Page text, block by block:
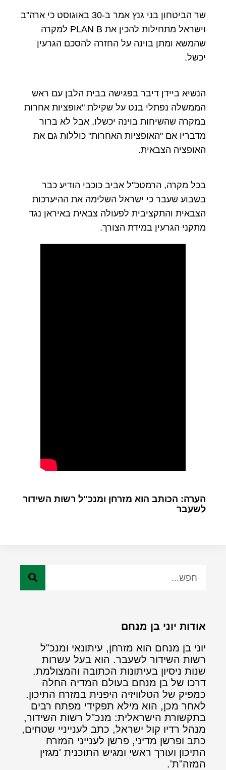
שר הביטחון בני גנץ אמר ב-30 באוגוסט כי ארה"ב
וישראל מתחילות להכין את PLAN B למקרה
שהמשא ומתן בוינה על החזרה להסכם הגרעין
יכשל.
הנשיא ביידן דיבר בפגישה בבית הלבן עם ראש
הממשלה נפתלי בנט על שקילת "אופציות אחרות
במקרה שהשיחות בוינה יכשלו, אבל לא ברור
מדבריו אם "האופציות האחרות" כוללות גם את
האופציה הצבאית.
בכל מקרה, הרמטכ"ל אביב כוכבי הודיע כבר
בשבוע שעבר כי ישראל השלימה את ההיערכות
הצבאית והתקציבית לפעולה צבאית באיראן נגד
מתקני הגרעין במידת הצורך.
הערה: הכותב הוא מזרחן ומנכ"ל רשות השידור
לשעבר
אודות יוני בן מנחם
יוני בן מנחם הוא מזרחן, עיתונאי ומנכ"ל
רשות השידור לשעבר. הוא בעל עשרות
שנות ניסיון בעיתונות הכתובה והמצולמת.
דרכו של בן מנחם בעולם המדיה החלה
כמפיק של הטלוויזיה היפנית במזרח התיכון.
לאחר מכן, הוא מילא תפקידי מפתח רבים
בתקשורת הישראלית: מנכ"ל רשות השידור,
מנהל רדיו קול ישראל, כתב לענייניי שטחים,
כתב ופרשן מדיני, פרשן לענייני המזרח
התיכון ועורך ראשי ומגיש התוכנית 'מגזין
המזה"ת'.